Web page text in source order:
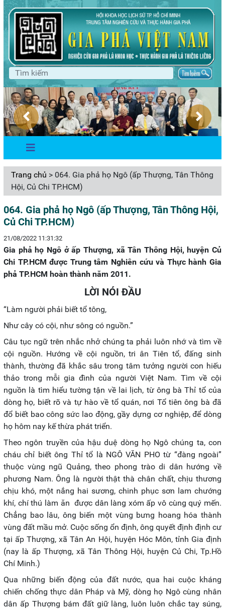
Trang chủ > 064. Gia phả họ Ngô (ấp Thượng, Tân Thông
Hội, Củ Chi TP.HCM)
064. Gia phả họ Ngô (ấp Thượng, Tân Thông Hội,
Củ Chi TP.HCM)
21/08/2022 11:31:32
Gia phả họ Ngô ở ấp Thượng, xã Tân Thông Hội, huyện Củ
Chi TP.HCM được Trung tâm Nghiên cứu và Thực hành Gia
phả TP.HCM hoàn thành năm 2011.
LỜI NÓI ĐẦU
“Làm người phải biết tổ tông,
Như cây có cội, như sông có nguồn.”
Câu tục ngữ trên nhắc nhở chúng ta phải luôn nhớ và tìm về
cội nguồn. Hướng về cội nguồn, tri ân Tiên tổ, đấng sinh
thành, thường đã khắc sâu trong tâm tưởng người con hiếu
thảo trong mỗi gia đình của người Việt Nam. Tìm về cội
nguồn là tìm hiểu tường tận về lai lịch, từ ông bà Thỉ tổ của
dòng họ, biết rõ và tự hào về tổ quán, nơi Tổ tiên ông bà đã
đổ biết bao công sức lao động, gầy dựng cơ nghiệp, để dòng
họ hôm nay kế thừa phát triển.
Theo ngôn truyền của hậu duệ dòng họ Ngô chúng ta, con
cháu chỉ biết ông Thỉ tổ là NGÔ VĂN PHO từ “đàng ngoài”
thuộc vùng ngũ Quảng, theo phong trào di dân hướng về
phương Nam. Ông là người thật thà chân chất, chịu thương
chịu khó, một nắng hai sương, chinh phục sơn lam chướng
khí, chí thú làm ăn được dân làng xóm ấp vô cùng quý mến.
Chẳng bao lâu, ông biến một vùng bưng hoang hóa thành
vùng đất mầu mở. Cuộc sống ổn định, ông quyết định định cư
tại ấp Thượng, xã Tân An Hội, huyện Hóc Môn, tỉnh Gia định
(nay là ấp Thượng, xã Tân Thông Hội, huyện Củ Chi, Tp.Hồ
Chí Minh.)
Qua những biến động của đất nước, qua hai cuộc kháng
chiến chống thực dân Pháp và Mỹ, dòng họ Ngô cùng nhân
dân ấp Thượng bám đất giữ làng, luôn luôn chắc tay súng,